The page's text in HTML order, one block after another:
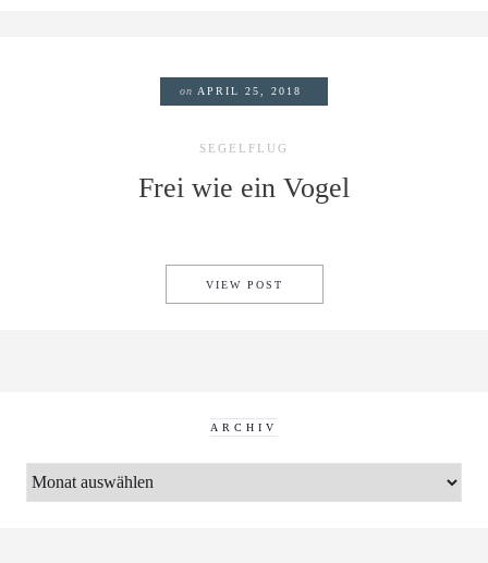
on APRIL 25, 2018
SEGELFLUG
Frei wie ein Vogel
VIEW POST
ARCHIV
ARCHIV